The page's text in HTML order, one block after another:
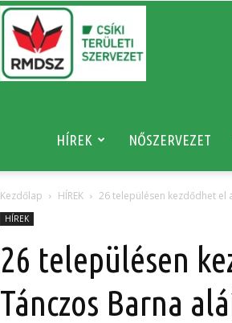
HÍREK NŐSZERVEZET
Kezdőlap HÍREK 26 településen kezdődhet el
HÍREK
26 településen
Tánczos Barna